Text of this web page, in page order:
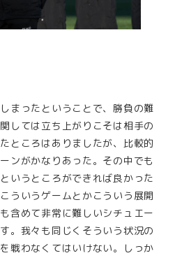
まったということで、勝負の難
しては立ち上がりこそは相手の
ところはありましたが、比較的
ンがかなりあった。その中でも
いうところができれば良かった
ういうゲームとかこういう展開
含めて非常に難しいシチュエー
。我々も同じくそういう状況の
戦わなくてはいけない。しっか